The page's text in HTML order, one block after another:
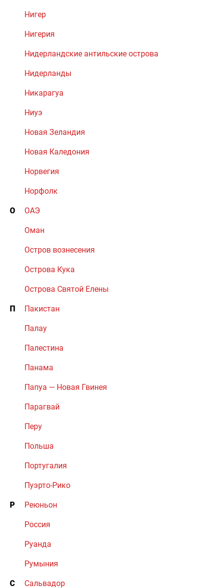
Нигер
Нигерия
Нидерландские антильские острова
Нидерланды
Никарагуа
Ниуэ
Новая Зеландия
Новая Каледония
Норвегия
Норфолк
О ОАЭ
Оман
Остров вознесения
Острова Кука
Острова Святой Елены
П Пакистан
Палау
Палестина
Панама
Папуа — Новая Гвинея
Парагвай
Перу
Польша
Португалия
Пуэрто-Рико
Р Реюньон
Россия
Руанда
Румыния
С Сальвадор